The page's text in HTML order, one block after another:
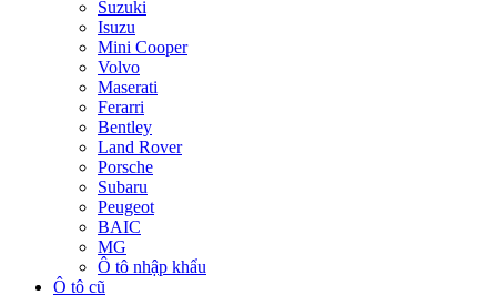
Suzuki
Isuzu
Mini Cooper
Volvo
Maserati
Ferarri
Bentley
Land Rover
Porsche
Subaru
Peugeot
BAIC
MG
Ô tô nhập khẩu
Ô tô cũ